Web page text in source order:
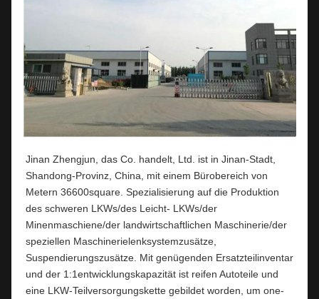
Jinan Zhengjun, das Co. handelt, Ltd. ist in Jinan-Stadt,
Shandong-Provinz, China, mit einem Bürobereich von
Metern 36600square. Spezialisierung auf die Produktion
des schweren LKWs/des Leicht- LKWs/der
Minenmaschiene/der landwirtschaftlichen Maschinerie/der
speziellen Maschinerielenksystemzusätze,
Suspendierungszusätze. Mit genügenden Ersatzteilinventar
und der 1:1entwicklungskapazität ist reifen Autoteile und
eine LKW-Teilversorgungskette gebildet worden, um one-